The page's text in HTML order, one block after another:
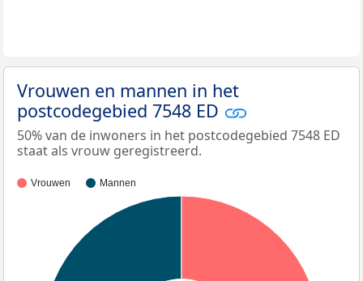
Vrouwen en mannen in het
postcodegebied 7548 ED
50% van de inwoners in het postcodegebied 7548 ED
staat als vrouw geregistreerd.
Vrouwen Mannen